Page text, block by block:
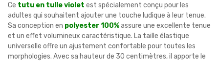
Ce tutu en tulle violet est spécialement conçu pour les
adultes qui souhaitent ajouter une touche ludique à leur tenue.
Sa conception en polyester 100%assure une excellente tenue
et un effet volumineux caractéristique. La taille élastique
universelle offre un ajustement confortable pour toutes les
morphologies. Avec sa hauteur de 30 centimètres, il apporte le